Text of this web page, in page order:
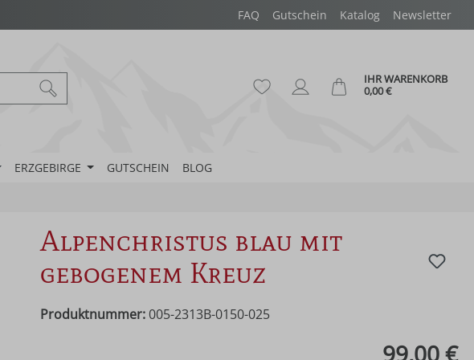
FAQ Gutschein Katalog Newsletter
Du hast 0 Produkte auf dem
IHR WARENKORB
0,00 €
ERZGEBIRGE GUTSCHEIN BLOG
Alpenchristus blau mit
gebogenem Kreuz
Produktnummer: 005-2313B-0150-025
99,00 €